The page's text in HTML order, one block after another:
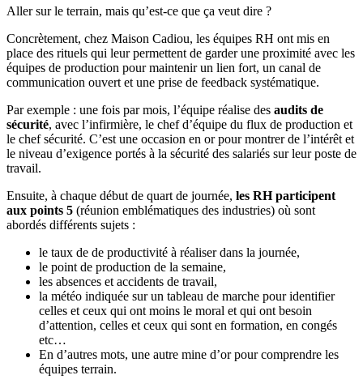
Aller sur le terrain, mais qu’est-ce que ça veut dire ?
Concrètement, chez Maison Cadiou, les équipes RH ont mis en
place des rituels qui leur permettent de garder une proximité avec les
équipes de production pour maintenir un lien fort, un canal de
communication ouvert et une prise de feedback systématique.
Par exemple : une fois par mois, l’équipe réalise des audits de
sécurité, avec l’infirmière, le chef d’équipe du flux de production et
le chef sécurité. C’est une occasion en or pour montrer de l’intérêt et
le niveau d’exigence portés à la sécurité des salariés sur leur poste de
travail.
Ensuite, à chaque début de quart de journée, les RH participent
aux points 5 (réunion emblématiques des industries) où sont
abordés différents sujets :
le taux de de productivité à réaliser dans la journée,
le point de production de la semaine,
les absences et accidents de travail,
la météo indiquée sur un tableau de marche pour identifier
celles et ceux qui ont moins le moral et qui ont besoin
d’attention, celles et ceux qui sont en formation, en congés
etc…
En d’autres mots, une autre mine d’or pour comprendre les
équipes terrain.